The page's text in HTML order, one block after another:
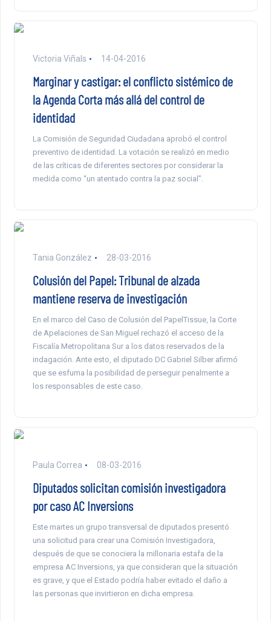
Victoria Viñals 14-04-2016
Marginar y castigar: el conflicto sistémico de
la Agenda Corta más allá del control de
identidad
La Comisión de Seguridad Ciudadana aprobó el control
preventivo de identidad. La votación se realizó en medio
de las críticas de diferentes sectores por considerar la
medida como “un atentado contra la paz social”.
Tania González 28-03-2016
Colusión del Papel: Tribunal de alzada
mantiene reserva de investigación
En el marco del Caso de Colusión del PapelTissue, la Corte
de Apelaciones de San Miguel rechazó el acceso de la
Fiscalía Metropolitana Sur a los datos reservados de la
indagación. Ante esto, el diputado DC Gabriel Silber afirmó
que se esfuma la posibilidad de perseguir penalmente a
los responsables de este caso.
Paula Correa 08-03-2016
Diputados solicitan comisión investigadora
por caso AC Inversions
Este martes un grupo transversal de diputados presentó
una solicitud para crear una Comisión Investigadora,
después de que se conociera la millonaria estafa de la
empresa AC Inversions, ya que consideran que la situación
es grave, y que el Estado podría haber evitado el daño a
las personas que invirtieron en dicha empresa.